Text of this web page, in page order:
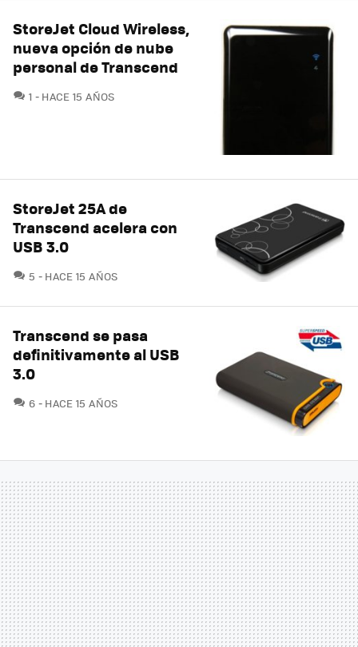
StoreJet Cloud Wireless,
nueva opción de nube
personal de Transcend
1 COMENTARIOS
HACE 15 AÑOS
StoreJet 25A de
Transcend acelera con
USB 3.0
5 COMENTARIOS
HACE 15 AÑOS
Transcend se pasa
definitivamente al USB
3.0
6 COMENTARIOS
HACE 15 AÑOS